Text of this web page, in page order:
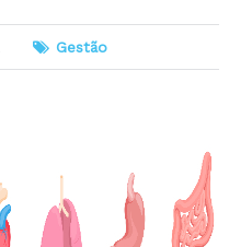
Gestão